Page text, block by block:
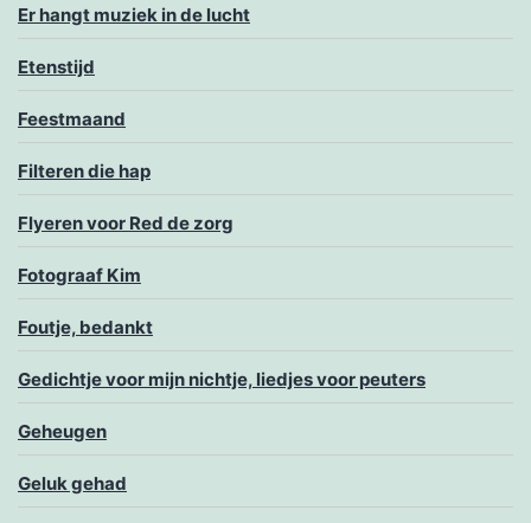
Er hangt muziek in de lucht
Etenstijd
Feestmaand
Filteren die hap
Flyeren voor Red de zorg
Fotograaf Kim
Foutje, bedankt
Gedichtje voor mijn nichtje, liedjes voor peuters
Geheugen
Geluk gehad